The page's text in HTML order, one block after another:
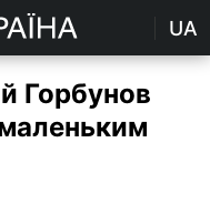
UA
Горбунов